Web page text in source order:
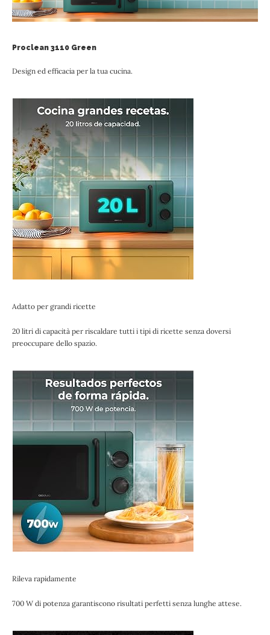
Proclean 3110 Green
Design ed efficacia per la tua cucina.
Adatto per grandi ricette
20 litri di capacità per riscaldare tutti i tipi di ricette senza doversi
preoccupare dello spazio.
Rileva rapidamente
700 W di potenza garantiscono risultati perfetti senza lunghe attese.